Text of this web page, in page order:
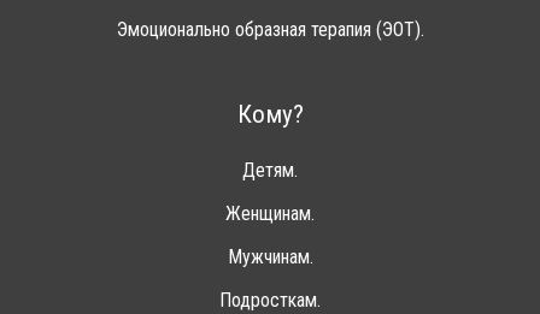
Эмоционально образная терапия (ЭОТ).
Кому?
Детям.
Женщинам.
Мужчинам.
Подросткам.